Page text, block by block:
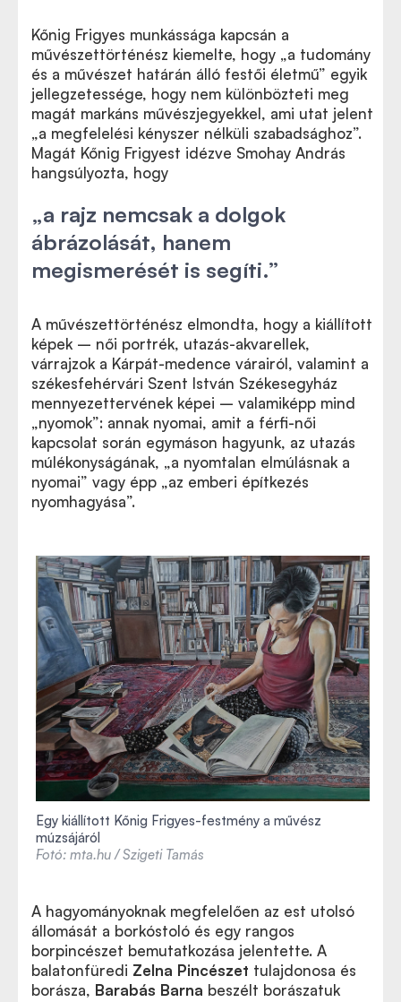
Kőnig Frigyes munkássága kapcsán a
művészettörténész kiemelte, hogy „a tudomány
és a művészet határán álló festői életmű” egyik
jellegzetessége, hogy nem különbözteti meg
magát markáns művészjegyekkel, ami utat jelent
„a megfelelési kényszer nélküli szabadsághoz”.
Magát Kőnig Frigyest idézve Smohay András
hangsúlyozta, hogy
„a rajz nemcsak a dolgok
ábrázolását, hanem
megismerését is segíti.”
A művészettörténész elmondta, hogy a kiállított
képek – női portrék, utazás-akvarellek,
várrajzok a Kárpát-medence várairól, valamint a
székesfehérvári Szent István Székesegyház
mennyezettervének képei – valamiképp mind
„nyomok”: annak nyomai, amit a férfi-női
kapcsolat során egymáson hagyunk, az utazás
múlékonyságának, „a nyomtalan elmúlásnak a
nyomai” vagy épp „az emberi építkezés
nyomhagyása”.
Egy kiállított Kőnig Frigyes-festmény a művész
múzsájáról
Fotó: mta.hu / Szigeti Tamás
A hagyományoknak megfelelően az est utolsó
állomását a borkóstoló és egy rangos
borpincészet bemutatkozása jelentette. A
balatonfüredi Zelna Pincészet tulajdonosa és
borásza, Barabás Barna beszélt borászatuk